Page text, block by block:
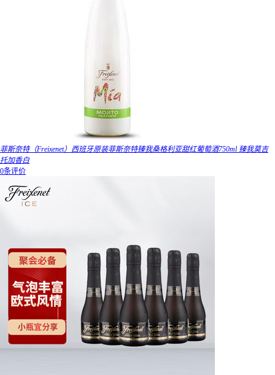
菲斯奈特（Freixenet）西班牙原装菲斯奈特臻我桑格利亚甜红葡萄酒750ml 臻我莫吉
托加香白
0条评价